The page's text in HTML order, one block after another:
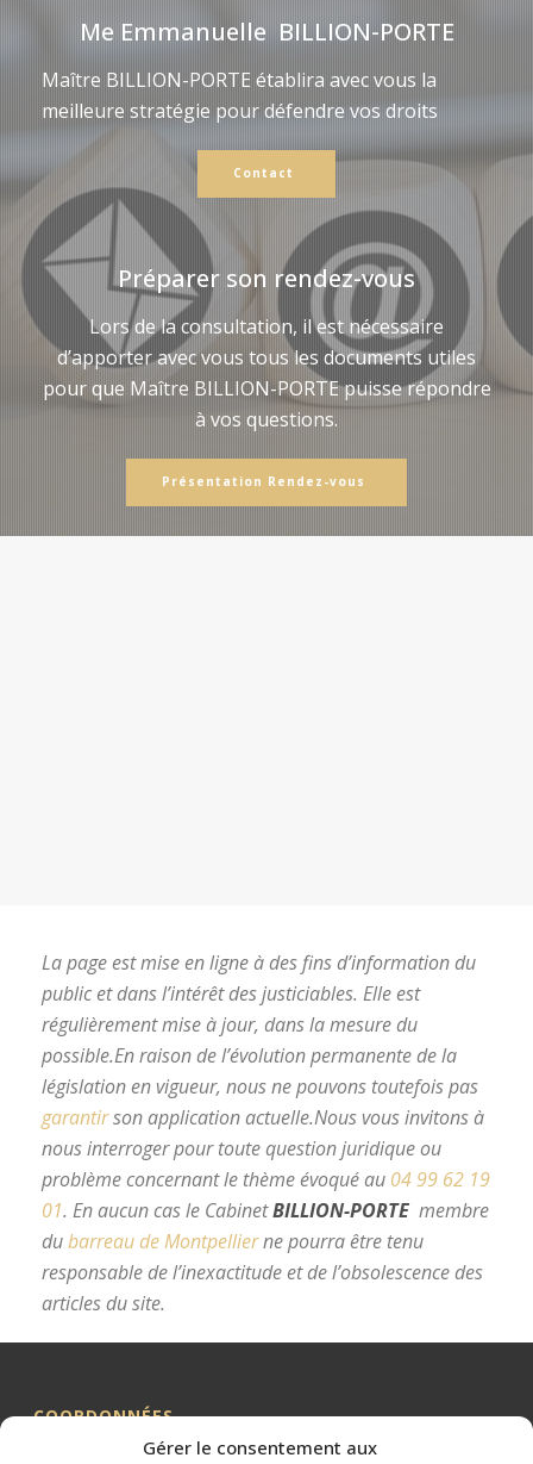
Gérer le consentement aux
Me Emmanuelle BILLION-PORTE
Maître BILLION-PORTE établira avec vous la
meilleure stratégie pour défendre vos droits
Contact
Préparer son rendez-vous
Lors de la consultation, il est nécessaire
d’apporter avec vous tous les documents utiles
pour que Maître BILLION-PORTE puisse répondre
à vos questions.
Présentation Rendez-vous
La page est mise en ligne à des fins d’information du
public et dans l’intérêt des justiciables. Elle est
régulièrement mise à jour, dans la mesure du
possible.En raison de l’évolution permanente de la
législation en vigueur, nous ne pouvons toutefois pas
garantirson application actuelle.Nous vous invitons à
nous interroger pour toute question juridique ou
problème concernant le thème évoqué au 04 99 62 19
01. En aucun cas le CabinetBILLION-PORTE membre
dubarreau de Montpellierne pourra être tenu
responsable de l’inexactitude et de l’obsolescence des
articles du site.
COORDONNÉES
Me BILLION-PORTE